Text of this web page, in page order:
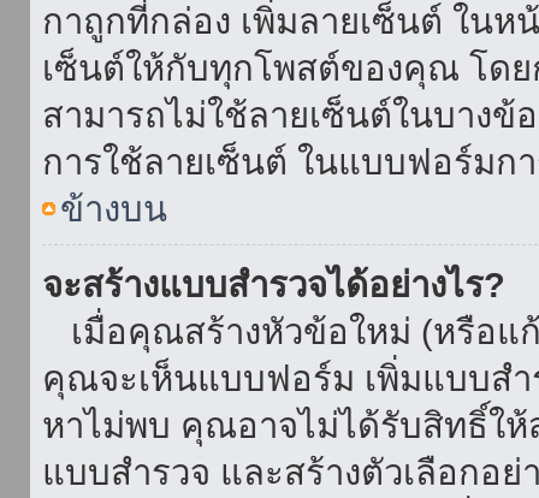
กาถูกที่กล่อง เพิ่มลายเซ็นต์ ใน
เซ็นต์ให้กับทุกโพสต์ของคุณ โด
สามารถไม่ใช้ลายเซ็นต์ในบางข้
การใช้ลายเซ็นต์ ในแบบฟอร์มก
ข้างบน
จะสร้างแบบสำรวจได้อย่างไร?
เมื่อคุณสร้างหัวข้อใหม่ (หรือ
คุณจะเห็นแบบฟอร์ม เพิ่มแบบส
หาไม่พบ คุณอาจไม่ได้รับสิทธิ์ใ
แบบสำรวจ และสร้างตัวเลือกอย่